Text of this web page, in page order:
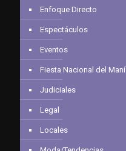
Enfoque Directo
Espectáculos
Eventos
Fiesta Nacional del Maní
Judiciales
Legal
Locales